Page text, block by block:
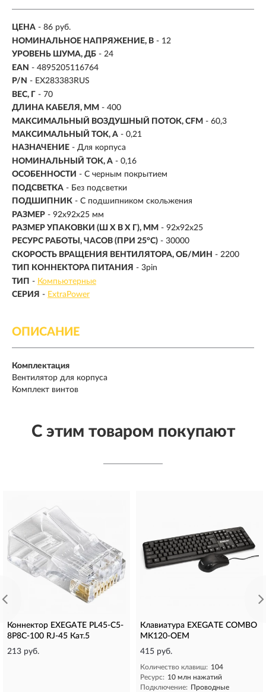
ЦЕНА - 86 руб.
НОМИНАЛЬНОЕ НАПРЯЖЕНИЕ, В - 12
УРОВЕНЬ ШУМА, ДБ - 24
EAN - 4895205116764
P/N - EX283383RUS
ВЕС, Г - 70
ДЛИНА КАБЕЛЯ, ММ - 400
МАКСИМАЛЬНЫЙ ВОЗДУШНЫЙ ПОТОК, CFM - 60,3
МАКСИМАЛЬНЫЙ ТОК, А - 0,21
НАЗНАЧЕНИЕ - Для корпуса
НОМИНАЛЬНЫЙ ТОК, А - 0,16
ОСОБЕННОСТИ - С черным покрытием
ПОДСВЕТКА - Без подсветки
ПОДШИПНИК - С подшипником скольжения
РАЗМЕР - 92x92x25 мм
РАЗМЕР УПАКОВКИ (Ш X В X Г), ММ - 92x92x25
РЕСУРС РАБОТЫ, ЧАСОВ (ПРИ 25°C) - 30000
СКОРОСТЬ ВРАЩЕНИЯ ВЕНТИЛЯТОРА, ОБ/МИН - 2200
ТИП КОННЕКТОРА ПИТАНИЯ - 3pin
ТИП - Компьютерные
СЕРИЯ - ExtraPower
ОПИСАНИЕ
Комплектация
Вентилятор для корпуса
Комплект винтов
С этим товаром покупают
Коннектор EXEGATE PL45-C5-
8P8C-100 RJ-45 Кат.5
213 руб.
Клавиатура EXEGATE COMBO
MK120-OEM
415 руб.
Количество клавиш: 104
Ресурс: 10 млн нажатий
Подключение: Проводные